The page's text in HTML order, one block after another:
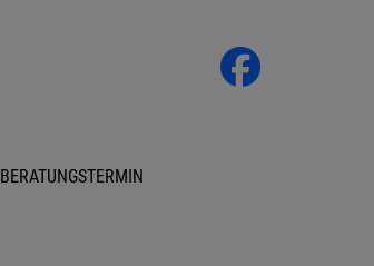
BERATUNGSTERMIN